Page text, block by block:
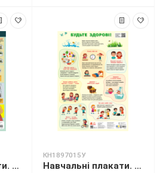
Навчальні плакати. Види вибуховонебезпечних предметів (ВНП)
КН1897015У
Навчальні плакати. Будьте здорові!